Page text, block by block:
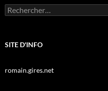
Rechercher :
SITE D'INFO
romain.gires.net